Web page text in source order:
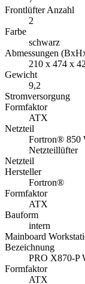
Frontlüfter Anzahl
2
Farbe
schwarz
Abmessungen
210 x 474 x
Gewicht
9,2
Stromversorgung
Formfaktor
ATX
Netzteil
Fortron® 850
Netzteillüfter
Netzteil
Hersteller
Fortron®
Formfaktor
ATX
Bauform
intern
Mainboard
Bezeichnung
PRO X870-P
Formfaktor
ATX